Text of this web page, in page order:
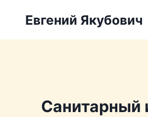
Евгений Якубович
Санитарный